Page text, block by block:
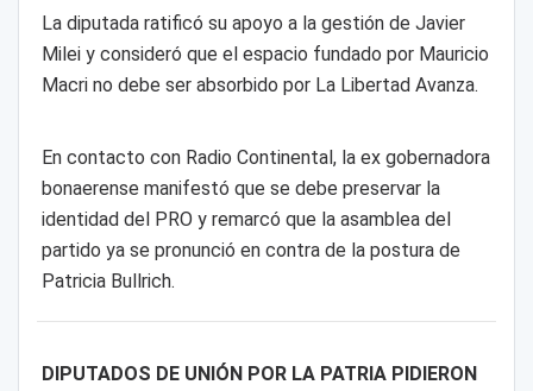
La diputada ratificó su apoyo a la gestión de Javier
Milei y consideró que el espacio fundado por Mauricio
Macri no debe ser absorbido por La Libertad Avanza.
En contacto con Radio Continental, la ex gobernadora
bonaerense manifestó que se debe preservar la
identidad del PRO y remarcó que la asamblea del
partido ya se pronunció en contra de la postura de
Patricia Bullrich.
DIPUTADOS DE UNIÓN POR LA PATRIA PIDIERON